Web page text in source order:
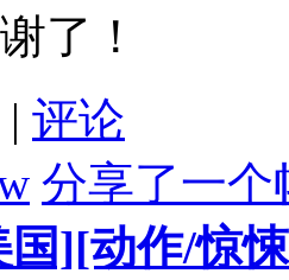
了！
| 评论
分享了一个
国][动作/惊